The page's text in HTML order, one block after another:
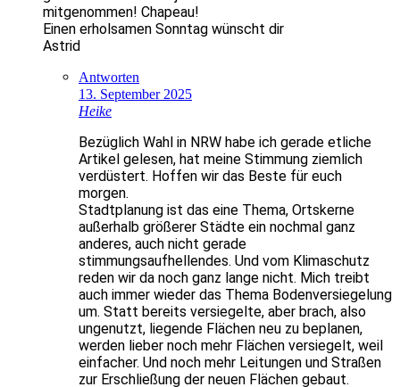
mitgenommen! Chapeau!
Einen erholsamen Sonntag wünscht dir
Astrid
Antworten
13. September 2025
Heike
Bezüglich Wahl in NRW habe ich gerade etliche
Artikel gelesen, hat meine Stimmung ziemlich
verdüstert. Hoffen wir das Beste für euch
morgen.
Stadtplanung ist das eine Thema, Ortskerne
außerhalb größerer Städte ein nochmal ganz
anderes, auch nicht gerade
stimmungsaufhellendes. Und vom Klimaschutz
reden wir da noch ganz lange nicht. Mich treibt
auch immer wieder das Thema Bodenversiegelung
um. Statt bereits versiegelte, aber brach, also
ungenutzt, liegende Flächen neu zu beplanen,
werden lieber noch mehr Flächen versiegelt, weil
einfacher. Und noch mehr Leitungen und Straßen
zur Erschließung der neuen Flächen gebaut.